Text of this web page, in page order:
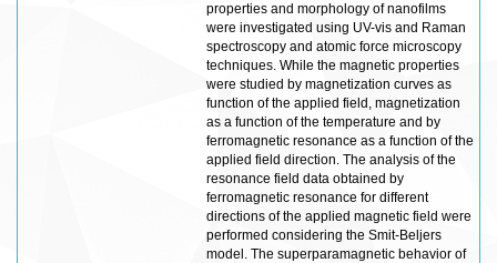
properties and morphology of nanofilms
were investigated using UV-vis and Raman
spectroscopy and atomic force microscopy
techniques. While the magnetic properties
were studied by magnetization curves as
function of the applied field, magnetization
as a function of the temperature and by
ferromagnetic resonance as a function of the
applied field direction. The analysis of the
resonance field data obtained by
ferromagnetic resonance for different
directions of the applied magnetic field were
performed considering the Smit-Beljers
model. The superparamagnetic behavior of